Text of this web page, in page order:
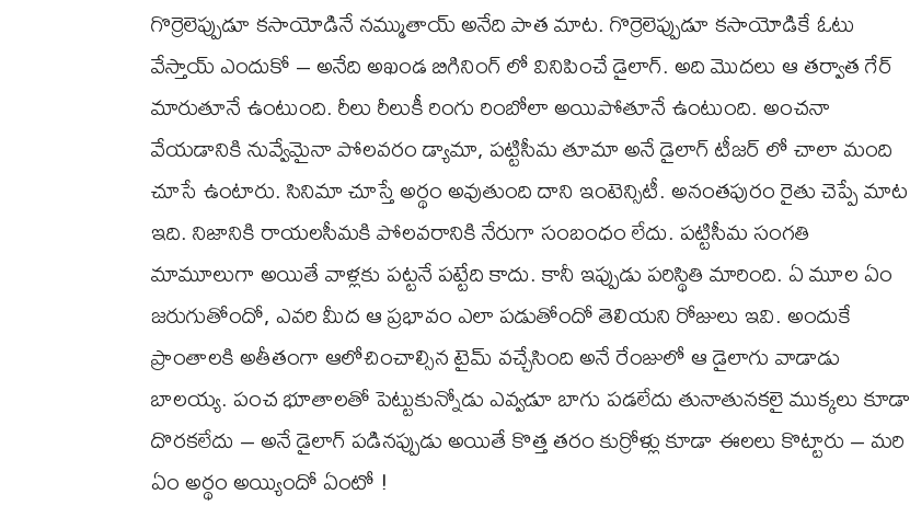
గొర్రెలెప్పుడూ కసాయోడినే నమ్ముతాయ్ అనేది పాత మాట. గొర్రెలెప్పుడూ కసాయోడికే ఓటు
వేస్తాయ్ ఎందుకో – అనేది అఖండ బిగినింగ్ లో వినిపించే డైలాగ్. అది మొదలు ఆ తర్వాత గేర్
మారుతూనే ఉంటుంది. రీలు రీలుకీ రింగు రింబోలా అయిపోతూనే ఉంటుంది. అంచనా
వేయడానికి నువ్వేమైనా పోలవరం డ్యామా, పట్టిసీమ తూమా అనే డైలాగ్ టీజర్ లో చాలా మంది
చూసే ఉంటారు. సినిమా చూస్తే అర్థం అవుతుంది దాని ఇంటెన్సిటీ. అనంతపురం రైతు చెప్పే మాట
ఇది. నిజానికి రాయలసీమకి పోలవరానికి నేరుగా సంబంధం లేదు. పట్టిసీమ సంగతి
మామూలుగా అయితే వాళ్లకు పట్టనే పట్టేది కాదు. కానీ ఇప్పుడు పరిస్థితి మారింది. ఏ మూల ఏం
జరుగుతోందో, ఎవరి మీద ఆ ప్రభావం ఎలా పడుతోందో తెలియని రోజులు ఇవి. అందుకే
ప్రాంతాలకి అతీతంగా ఆలోచించాల్సిన టైమ్ వచ్చేసింది అనే రేంజులో ఆ డైలాగు వాడాడు
బాలయ్య. పంచ భూతాలతో పెట్టుకున్నోడు ఎవ్వడూ బాగు పడలేదు తునాతునకలై ముక్కలు కూడా
దొరకలేదు – అనే డైలాగ్ పడినప్పుడు అయితే కొత్త తరం కుర్రోళ్లు కూడా ఈలలు కొట్టారు – మరి
ఏం అర్థం అయ్యిందో ఏంటో !